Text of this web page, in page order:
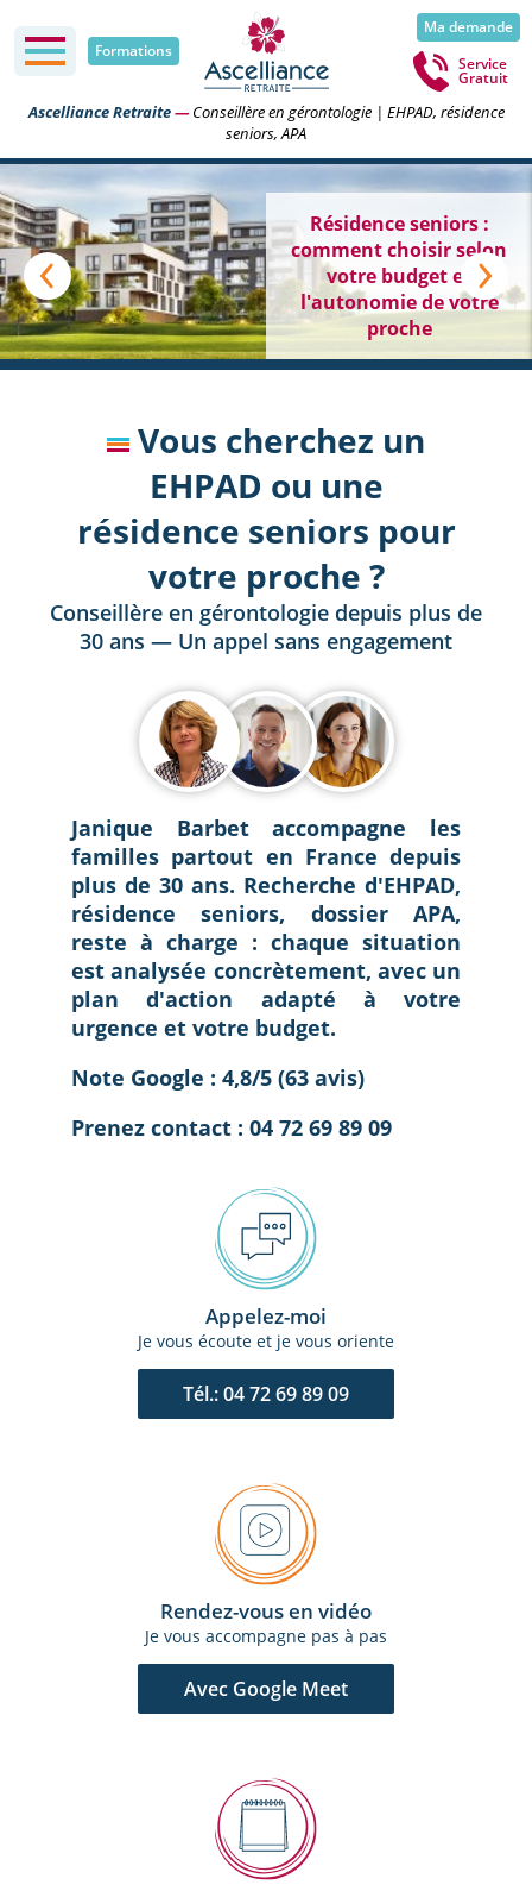
Formations
Ma demande
Service
Gratuit
Ascelliance Retraite—Conseillère en gérontologie | EHPAD, résidence
seniors, APA
Trouver un EHPAD ou
une résidence seniors
en France
Vous cherchez un
EHPAD ou une
résidence seniors pour
votre proche ?
Conseillère en gérontologie depuis plus de
30 ans — Un appel sans engagement
Janique Barbet accompagne les
familles partout en France depuis
plus de 30 ans. Recherche d'EHPAD,
résidence seniors, dossier APA,
reste à charge : chaque situation
est analysée concrètement, avec un
plan d'action adapté à votre
urgence et votre budget.
Note Google : 4,8/5 (63 avis)
Prenez contact : 04 72 69 89 09
Appelez-moi
Je vous écoute et je vous oriente
Tél.: 04 72 69 89 09
Rendez-vous en vidéo
Je vous accompagne pas à pas
Avec Google Meet